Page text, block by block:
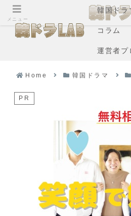
韓国ドラ
コラム
運営者プ
Home 韓国ドラマ
PR
メニュー